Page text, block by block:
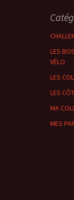
LES
VÉLO
LES
LES
MA
MES